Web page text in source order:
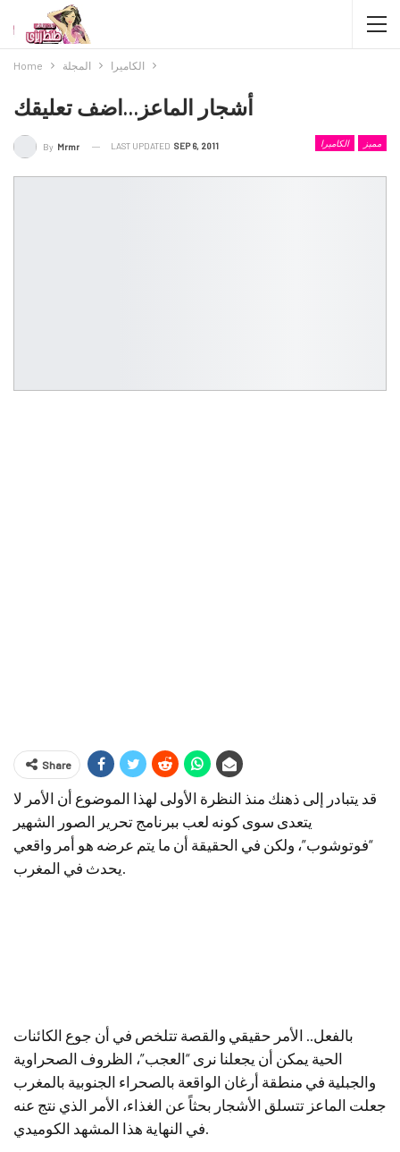
Home المجلة الكاميرا
أشجار الماعز…اضف تعليقك
الكاميرا مميز By Mrmr LAST UPDATED SEP 6, 2011
Share
قد يتبادر إلى ذهنك منذ النظرة الأولى لهذا الموضوع أن الأمر لا
يتعدى سوى كونه لعب ببرنامج تحرير الصور الشهير
“فوتوشوب”، ولكن في الحقيقة أن ما يتم عرضه هو أمر واقعي
يحدث في المغرب.
بالفعل.. الأمر حقيقي والقصة تتلخص في أن جوع الكائنات
الحية يمكن أن يجعلنا نرى “العجب”، الظروف الصحراوية
والجبلية في منطقة أرغان الواقعة بالصحراء الجنوبية بالمغرب
جعلت الماعز تتسلق الأشجار بحثاً عن الغذاء، الأمر الذي نتج عنه
في النهاية هذا المشهد الكوميدي.